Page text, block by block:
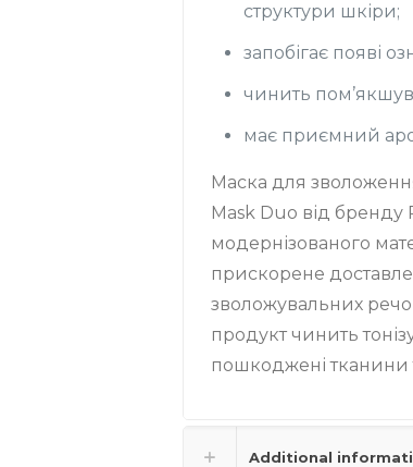
структури шкіри;
запобігає появі
чинить
має приємний
Маска для
Mask Duo від
модернізованого
прискорене
зволожувальних
продукт чинить
пошкоджені тканини
Additional